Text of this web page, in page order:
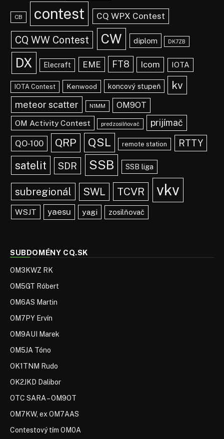
CB contest CQ WPX Contest
CQ WW Contest CW diplom DK7ZB
DX Elecraft EME FT8 Icom IOTA
IOTA Contest Kenwood koncový stupeň kv
meteor scatter N1MM
OM9OT
OM Activity Contest
predzosilňovač prijímač
QO-100 QRP QSL remote station RTTY
satelit SDR SSB SSB liga
subregionál SWL TCVR vkv
WSJT yaesu yagi zosilňovač
SUBDOMÉNY CQ.SK
OM3KWZ RK
OM5GT Róbert
OM6AS Martin
OM7PY Ervín
OM9AUI Marek
OM5JA Tóno
OK1TNM Rudo
OK2JKD Dalibor
OTC SARA – OM9OT
OM7KW, ex OM7AAS
Contestový tím OM0A